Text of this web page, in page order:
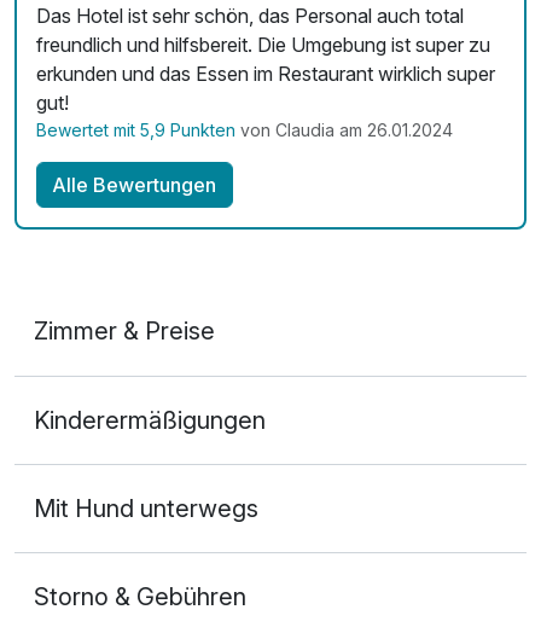
Das Hotel ist sehr schön, das Personal auch total
freundlich und hilfsbereit. Die Umgebung ist super zu
erkunden und das Essen im Restaurant wirklich super
gut!
Bewertet mit 5,9 Punkten von Claudia am 26.01.2024
Alle Bewertungen
Zimmer & Preise
2 Erwachsene und 2 Kinder
Kinderermäßigungen
Mit Hund unterwegs
Storno & Gebühren